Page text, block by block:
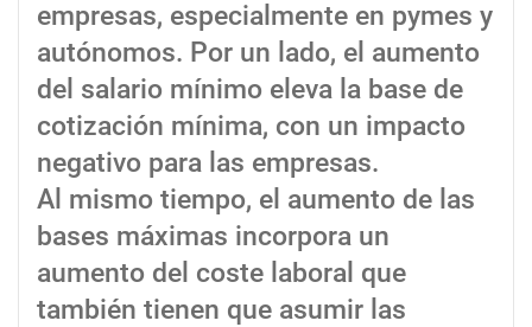
empresas, especialmente en pymes y
autónomos. Por un lado, el aumento
del salario mínimo eleva la base de
cotización mínima, con un impacto
negativo para las empresas.
Al mismo tiempo, el aumento de las
bases máximas incorpora un
aumento del coste laboral que
también tienen que asumir las